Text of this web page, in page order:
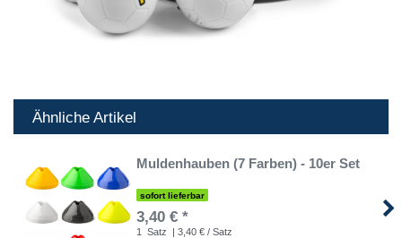
Ähnliche Artikel
Muldenhauben (7 Farben) - 10er Set
sofort lieferbar
3,40 € *
1 Satz | 3,40 € / Satz